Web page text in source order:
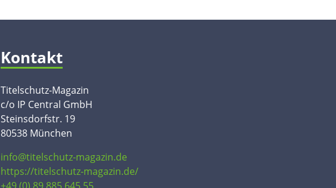
Kontakt
Titelschutz-Magazin
c/o IP Central GmbH
Steinsdorfstr. 19
80538 München
info@titelschutz-magazin.de
https://titelschutz-magazin.de/